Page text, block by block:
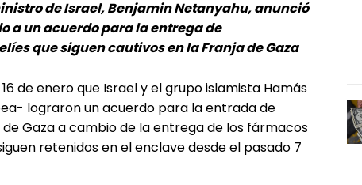
de Israel, Benjamin Netanyahu, anunció
a un acuerdo para la entrega de
que siguen cautivos en la Franja de Gaza
de enero que Israel y el grupo islamista Hamás
lograron un acuerdo para la entrada de
Gaza a cambio de la entrega de los fármacos
retenidos en el enclave desde el pasado 7